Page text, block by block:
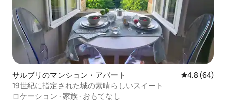
サルブリのマンション・アパート レビュー64
4.8 (64)
19世紀に指定された城の素晴らしいスイート
ロケーション · 家族 · おもてなし